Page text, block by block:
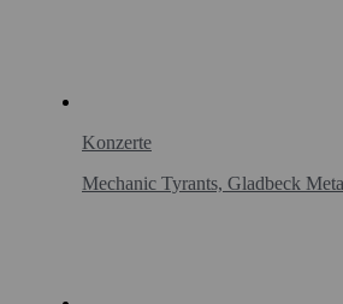
Konzerte
Mechanic Tyrants, Gladbeck